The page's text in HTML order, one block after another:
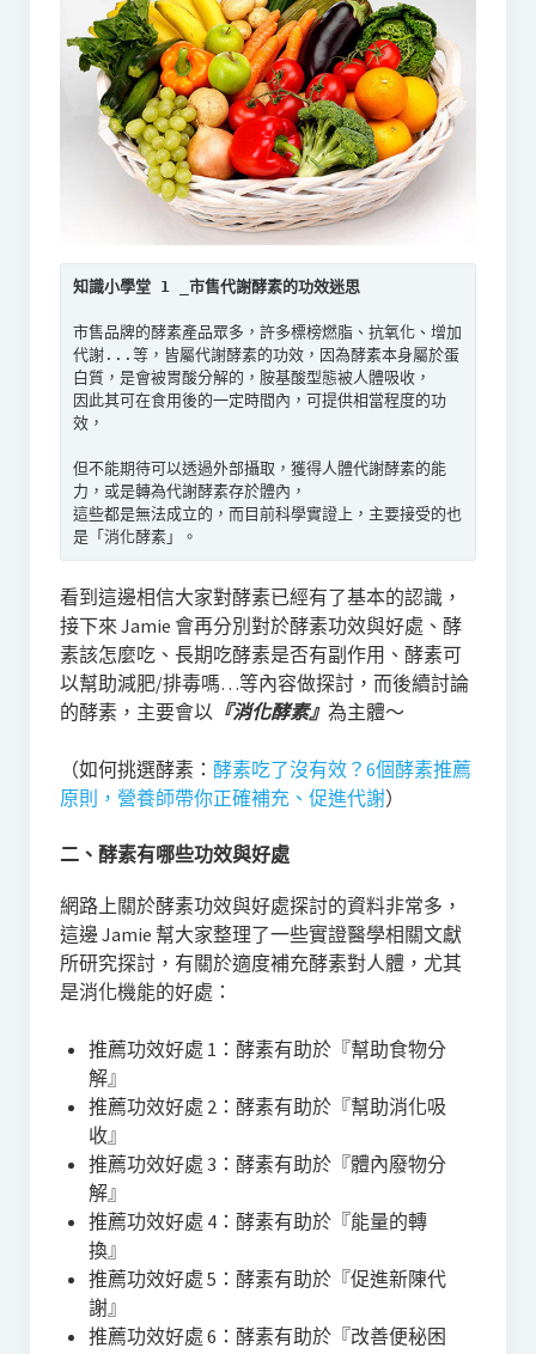
知識小學堂 1 _市售代謝酵素的功效迷思
市售品牌的酵素產品眾多，許多標榜燃脂、抗氧化、增加
代謝...等，皆屬代謝酵素的功效，因為酵素本身屬於蛋
白質，是會被胃酸分解的，胺基酸型態被人體吸收，
因此其可在食用後的一定時間內，可提供相當程度的功
效，
但不能期待可以透過外部攝取，獲得人體代謝酵素的能
力，或是轉為代謝酵素存於體內，
這些都是無法成立的，而目前科學實證上，主要接受的也
是「消化酵素」。
看到這邊相信大家對酵素已經有了基本的認識，
接下來 Jamie 會再分別對於酵素功效與好處、酵
素該怎麼吃、長期吃酵素是否有副作用、酵素可
以幫助減肥/排毒嗎…等內容做探討，而後續討論
的酵素，主要會以『消化酵素』 為主體～
（如何挑選酵素： 酵素吃了沒有效？6個酵素推薦
原則，營養師帶你正確補充、促進代謝）
二、酵素有哪些功效與好處
網路上關於酵素功效與好處探討的資料非常多，
這邊 Jamie 幫大家整理了一些實證醫學相關文獻
所研究探討，有關於適度補充酵素對人體，尤其
是消化機能的好處：
推薦功效好處 1：酵素有助於『幫助食物分
解』
推薦功效好處 2：酵素有助於『幫助消化吸
收』
推薦功效好處 3：酵素有助於『體內廢物分
解』
推薦功效好處 4：酵素有助於『能量的轉
換』
推薦功效好處 5：酵素有助於『促進新陳代
謝』
推薦功效好處 6：酵素有助於『改善便秘困